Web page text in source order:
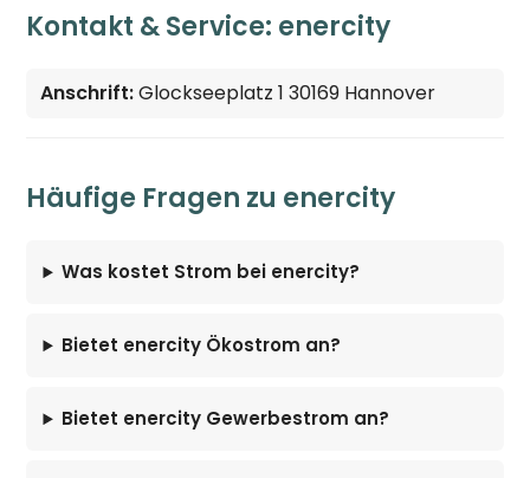
Kontakt & Service: enercity
Anschrift:Glockseeplatz 1 30169 Hannover
Häufige Fragen zu enercity
Was kostet Strom bei enercity?
Bietet enercity Ökostrom an?
Bietet enercity Gewerbestrom an?